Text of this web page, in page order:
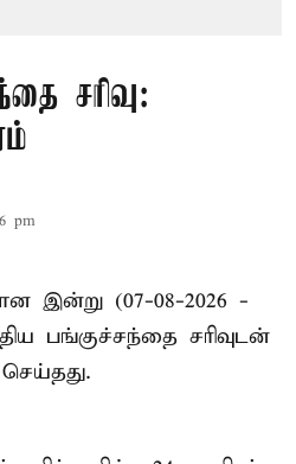
சரிவு:
pm
இன்று (07-08-2026 -
பங்குச்சந்தை சரிவுடன்